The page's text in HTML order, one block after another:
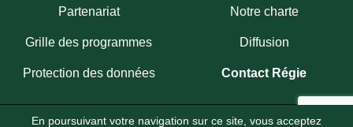
En poursuivant votre navigation sur ce site, vous acceptez
Partenariat Notre charte
Grille des programmes Diffusion
Protection des données Contact Régie